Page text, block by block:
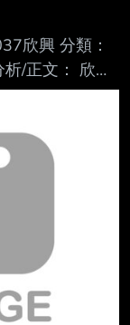
欣興 分類：
/正文： 欣興
藍鳥大 因為文
麼 另外我本
科跟華邦電沒
心把法說會剝
龍頭 特色是
他家有比較多
我是200元出
我也